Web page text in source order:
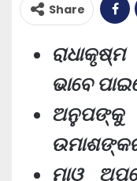
Share
ଭାବେ
ମାଓ